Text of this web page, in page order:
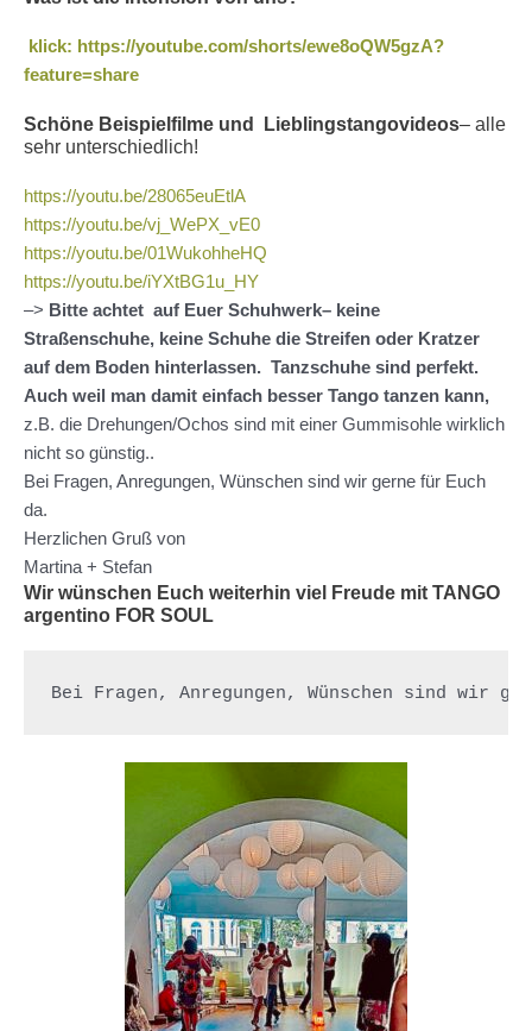
klick: https://youtube.com/shorts/ewe8oQW5gzA?
feature=share
Schöne Beispielfilme und Lieblingstangovideos– alle
sehr unterschiedlich!
https://youtu.be/28065euEtlA
https://youtu.be/vj_WePX_vE0
https://youtu.be/01WukohheHQ
https://youtu.be/iYXtBG1u_HY
–> Bitte achtet auf Euer Schuhwerk– keine
Straßenschuhe, keine Schuhe die Streifen oder Kratzer
auf dem Boden hinterlassen. Tanzschuhe sind perfekt.
Auch weil man damit einfach besser Tango tanzen kann,
z.B. die Drehungen/Ochos sind mit einer Gummisohle wirklich
nicht so günstig..
Bei Fragen, Anregungen, Wünschen sind wir gerne für Euch
da.
Herzlichen Gruß von
Martina + Stefan
Wir wünschen Euch weiterhin viel Freude mit TANGO
argentino FOR SOUL
Bei Fragen, Anregungen, Wünschen sind wir